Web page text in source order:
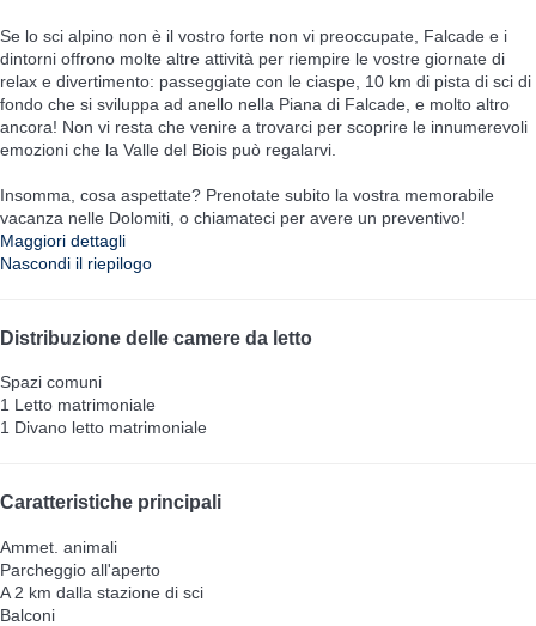
Se lo sci alpino non è il vostro forte non vi preoccupate, Falcade e i
dintorni offrono molte altre attività per riempire le vostre giornate di
relax e divertimento: passeggiate con le ciaspe, 10 km di pista di sci di
fondo che si sviluppa ad anello nella Piana di Falcade, e molto altro
ancora! Non vi resta che venire a trovarci per scoprire le innumerevoli
emozioni che la Valle del Biois può regalarvi.
Insomma, cosa aspettate? Prenotate subito la vostra memorabile
vacanza nelle Dolomiti, o chiamateci per avere un preventivo!
Maggiori dettagli
Nascondi il riepilogo
Distribuzione delle camere da letto
Spazi comuni
1 Letto matrimoniale
1 Divano letto matrimoniale
Caratteristiche principali
Ammet. animali
Parcheggio all'aperto
A 2 km dalla stazione di sci
Balconi